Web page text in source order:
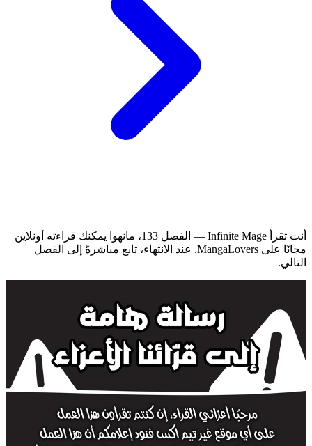
أنت تقرأ Infinite Mage — الفصل 133، مانهوا يمكنك قراءته أونلاين
مجانًا على MangaLovers.
عند الانتهاء، تابع مباشرةً إلى الفصل
التالي.